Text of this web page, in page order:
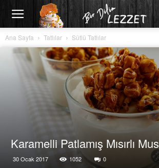
Ana Sayfa Tatlılar Sütlü Tatlılar
Karamelli Patlamış Mısırlı Mus
30 Ocak 2017 1052 0